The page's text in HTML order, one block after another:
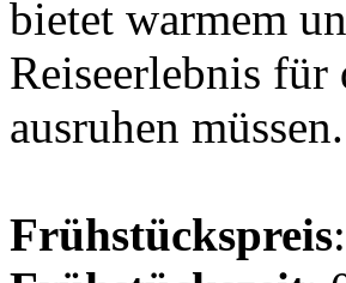
bietet warmem
Reiseerlebnis für
ausruhen müssen.
Frühstückspreis